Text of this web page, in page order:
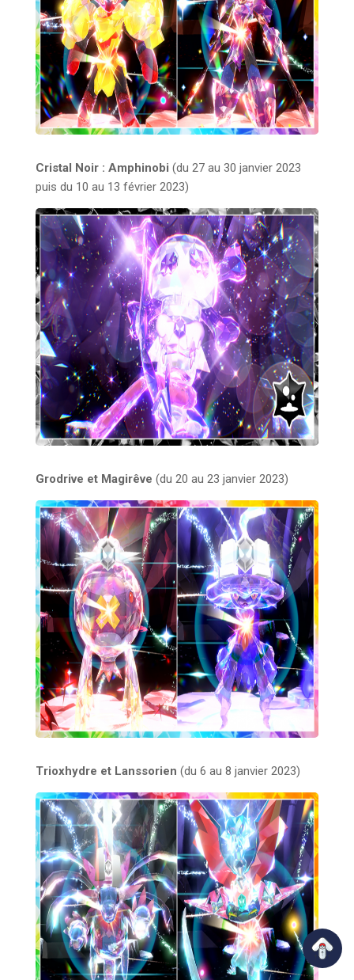
Cristal Noir : Amphinobi (du 27 au 30 janvier 2023
puis du 10 au 13 février 2023)
Grodrive et Magirêve (du 20 au 23 janvier 2023)
Trioxhydre et Lanssorien (du 6 au 8 janvier 2023)